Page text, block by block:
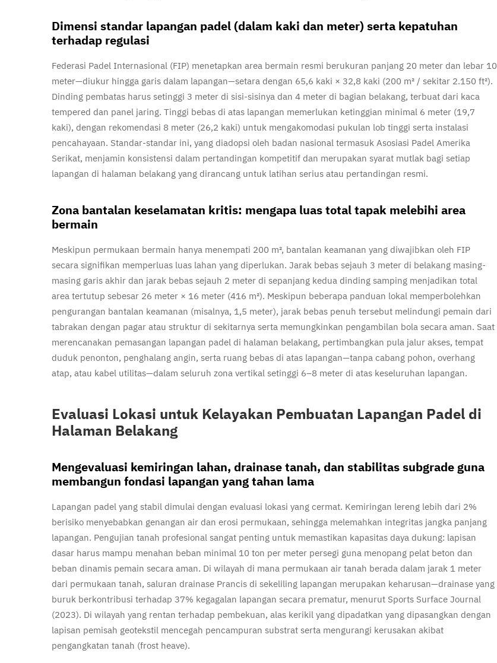
Dimensi standar lapangan padel (dalam kaki dan meter) serta kepatuhan
terhadap regulasi
Federasi Padel Internasional (FIP) menetapkan area bermain resmi berukuran panjang 20 meter dan lebar 10
meter—diukur hingga garis dalam lapangan—setara dengan 65,6 kaki × 32,8 kaki (200 m² / sekitar 2.150 ft²).
Dinding pembatas harus setinggi 3 meter di sisi-sisinya dan 4 meter di bagian belakang, terbuat dari kaca
tempered dan panel jaring. Tinggi bebas di atas lapangan memerlukan ketinggian minimal 6 meter (19,7
kaki), dengan rekomendasi 8 meter (26,2 kaki) untuk mengakomodasi pukulan lob tinggi serta instalasi
pencahayaan. Standar-standar ini, yang diadopsi oleh badan nasional termasuk Asosiasi Padel Amerika
Serikat, menjamin konsistensi dalam pertandingan kompetitif dan merupakan syarat mutlak bagi setiap
lapangan di halaman belakang yang dirancang untuk latihan serius atau pertandingan resmi.
Zona bantalan keselamatan kritis: mengapa luas total tapak melebihi area
bermain
Meskipun permukaan bermain hanya menempati 200 m², bantalan keamanan yang diwajibkan oleh FIP
secara signifikan memperluas luas lahan yang diperlukan. Jarak bebas sejauh 3 meter di belakang masing-
masing garis akhir dan jarak bebas sejauh 2 meter di sepanjang kedua dinding samping menjadikan total
area tertutup sebesar 26 meter × 16 meter (416 m²). Meskipun beberapa panduan lokal memperbolehkan
pengurangan bantalan keamanan (misalnya, 1,5 meter), jarak bebas penuh tersebut melindungi pemain dari
tabrakan dengan pagar atau struktur di sekitarnya serta memungkinkan pengambilan bola secara aman. Saat
merencanakan pemasangan lapangan padel di halaman belakang, pertimbangkan pula jalur akses, tempat
duduk penonton, penghalang angin, serta ruang bebas di atas lapangan—tanpa cabang pohon, overhang
atap, atau kabel utilitas—dalam seluruh zona vertikal setinggi 6–8 meter di atas keseluruhan lapangan.
Evaluasi Lokasi untuk Kelayakan Pembuatan Lapangan Padel di
Halaman Belakang
Mengevaluasi kemiringan lahan, drainase tanah, dan stabilitas subgrade guna
membangun fondasi lapangan yang tahan lama
Lapangan padel yang stabil dimulai dengan evaluasi lokasi yang cermat. Kemiringan lereng lebih dari 2%
berisiko menyebabkan genangan air dan erosi permukaan, sehingga melemahkan integritas jangka panjang
lapangan. Pengujian tanah profesional sangat penting untuk memastikan kapasitas daya dukung: lapisan
dasar harus mampu menahan beban minimal 10 ton per meter persegi guna menopang pelat beton dan
beban dinamis pemain secara aman. Di wilayah di mana permukaan air tanah berada dalam jarak 1 meter
dari permukaan tanah, saluran drainase Prancis di sekeliling lapangan merupakan keharusan—drainase yang
buruk berkontribusi terhadap 37% kegagalan lapangan secara prematur, menurut Sports Surface Journal
(2023). Di wilayah yang rentan terhadap pembekuan, alas kerikil yang dipadatkan yang dipasangkan dengan
lapisan pemisah geotekstil mencegah pencampuran substrat serta mengurangi kerusakan akibat
pengangkatan tanah (frost heave).